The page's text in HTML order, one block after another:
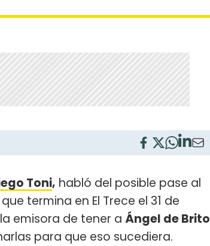
Toni, habló del posible pase al
termina en El Trece el 31 de
emisora de tener a Ángel de Brito
para que eso sucediera.